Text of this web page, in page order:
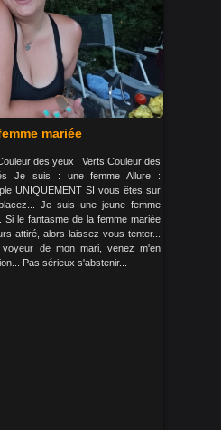
mariée
des yeux : Verts Couleur des
Je suis : une femme Allure :
UNIQUEMENT SI vous êtes sur
Je suis une jeune femme
le fantasme de la femme mariée
attiré, alors laissez-vous tenter...
de mon mari, venez m'en
Pas sérieux s'abstenir...